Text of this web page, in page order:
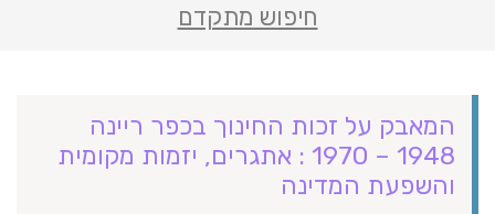
חיפוש מתקדם
המאבק על זכות החינוך בכפר ריינה
1948 – 1970 : אתגרים, יזמות מקומית
והשפעת המדינה